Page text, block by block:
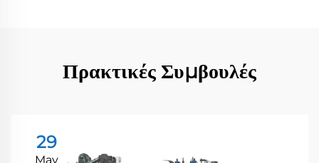
Πρακτικές Συμβουλές
29
May